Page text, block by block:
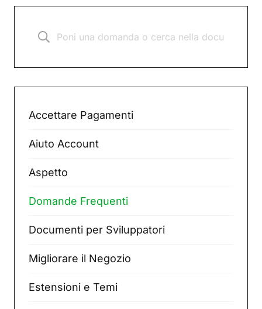
Accettare Pagamenti
Aiuto Account
Aspetto
Domande Frequenti
Documenti per Sviluppatori
Migliorare il Negozio
Estensioni e Temi